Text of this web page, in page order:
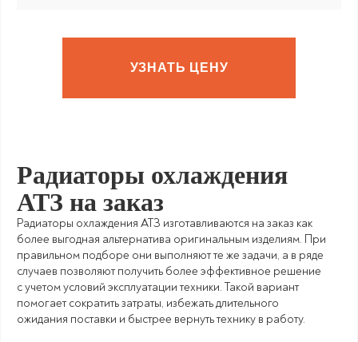
УЗНАТЬ ЦЕНУ
Радиаторы охлаждения
АТЗ на заказ
Радиаторы охлаждения АТЗ изготавливаются на заказ как
более выгодная альтернатива оригинальным изделиям. При
правильном подборе они выполняют те же задачи, а в ряде
случаев позволяют получить более эффективное решение
с учетом условий эксплуатации техники. Такой вариант
помогает сократить затраты, избежать длительного
ожидания поставки и быстрее вернуть технику в работу.